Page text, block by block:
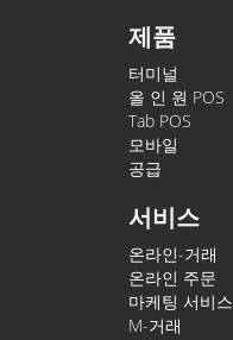
제품
터미널
올 인 원 POS
Tab POS
모바일
공급
서비스
온라인-거래
온라인 주문
마케팅 서비스
M-거래